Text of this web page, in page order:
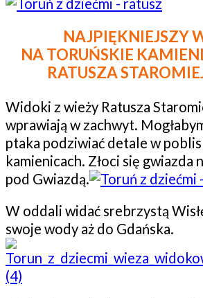
NAJPIĘKNIEJSZY
NA TORUŃSKIE
RATUSZA
Widoki z wieży Ratusza
wprawiają w zachwyt.
ptaka podziwiać detale w
kamienicach. Złoci się gwiazda
pod Gwiazdą.
W oddali widać srebrzystą
swoje wody aż do Gdańska.